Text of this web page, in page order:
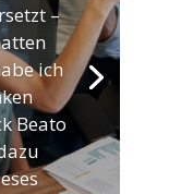
–
ich
Beato